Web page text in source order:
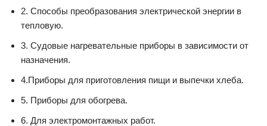
2. Способы преобразования электрической энергии в
тепловую.
3. Судовые нагревательные приборы в зависимости от
назначения.
4.Приборы для приготовления пищи и выпечки хлеба.
5. Приборы для обогрева.
6. Для электромонтажных работ.